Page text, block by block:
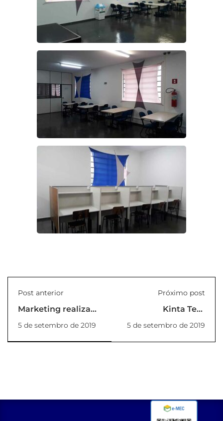
Post anterior
Marketing realiza
banca de
TCC's
5 de setembro de 2019
Próximo post
Kinta Tem
05/09/2019
5 de setembro de 2019